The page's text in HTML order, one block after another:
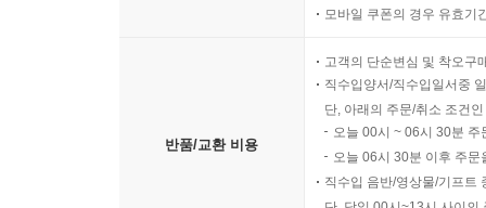
모바일 쿠폰의 경우 유효기
반품/교환 비용
고객의 단순변심 및 착오구
직수입양서/직수입일서중
단, 아래의 주문/취소 조건
오늘 00시 ~ 06시 30분
오늘 06시 30분 이후 주
직수입 음반/영상물/기프트